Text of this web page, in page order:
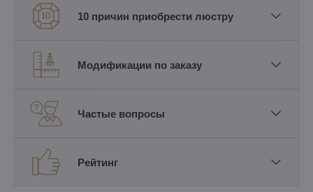
10 причин приобрести люстру
Модификации по заказу
Частые вопросы
Рейтинг